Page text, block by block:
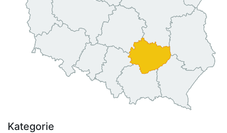
Kategorie